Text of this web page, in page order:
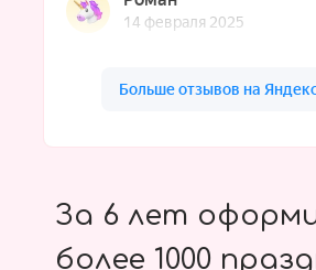
За 6 лет
более 1000